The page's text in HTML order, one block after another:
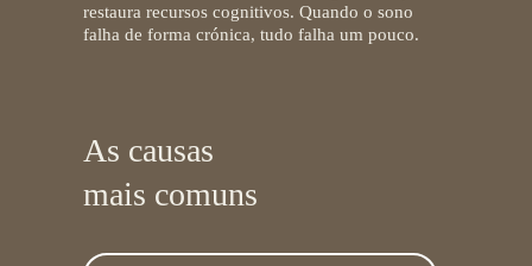
restaura recursos cognitivos. Quando o sono
falha de forma crónica, tudo falha um pouco.
As causas
mais comuns